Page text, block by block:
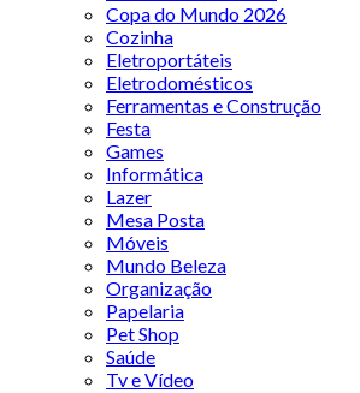
Copa do Mundo 2026
Cozinha
Eletroportáteis
Eletrodomésticos
Ferramentas e Construção
Festa
Games
Informática
Lazer
Mesa Posta
Móveis
Mundo Beleza
Organização
Papelaria
Pet Shop
Saúde
Tv e Vídeo